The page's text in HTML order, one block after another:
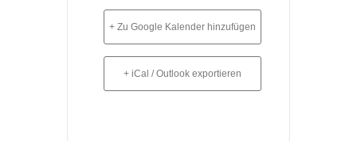
+ Zu Google Kalender hinzufügen
+ iCal / Outlook exportieren